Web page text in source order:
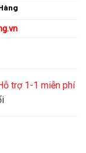
trợ 1-1 miễn phí